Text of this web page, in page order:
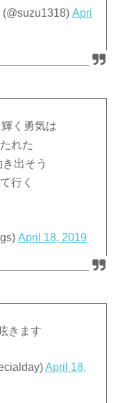
(@suzu1318)Apri
く勇気は
れた
出そう
行く
April 18, 2019
きます
April 18,